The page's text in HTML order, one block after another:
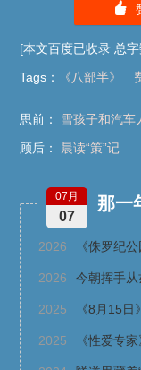
󰄼
[本文百度已收录 总
Tags ： 《八部半》
思前：
雪孩子和汽车
顾后：
晨读“策”记
那一
07月
07
2026 《侏罗纪
2026 今朝挥手
2025 《8月15
2025 《性爱专